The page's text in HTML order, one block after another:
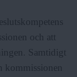
och att
Samtidigt
kommissionen